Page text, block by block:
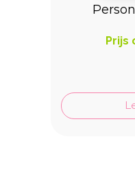
Prijs